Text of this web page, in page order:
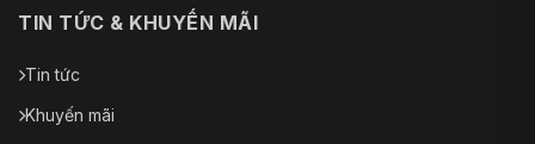
TIN TỨC & KHUYẾN MÃI
Tin tức
Khuyến mãi